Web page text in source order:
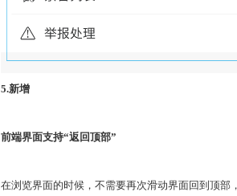
5.新增
前端界面支持“返回顶部”
在浏览界面的时候，不需要再次滑动界面回到顶部